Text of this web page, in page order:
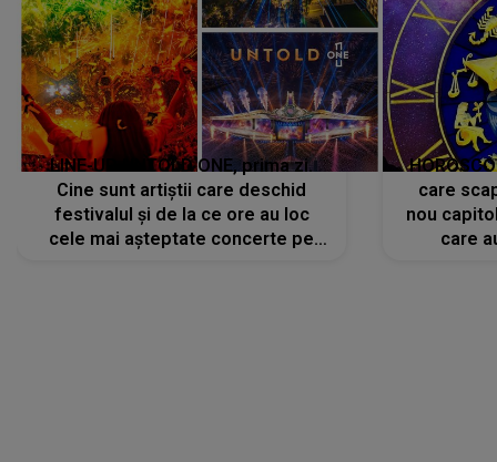
LINE-UP UNTOLD ONE, prima zi.
Cine sunt artiștii care deschid
festivalul și de la ce ore au loc
cele mai așteptate concerte pe
care
nou
care